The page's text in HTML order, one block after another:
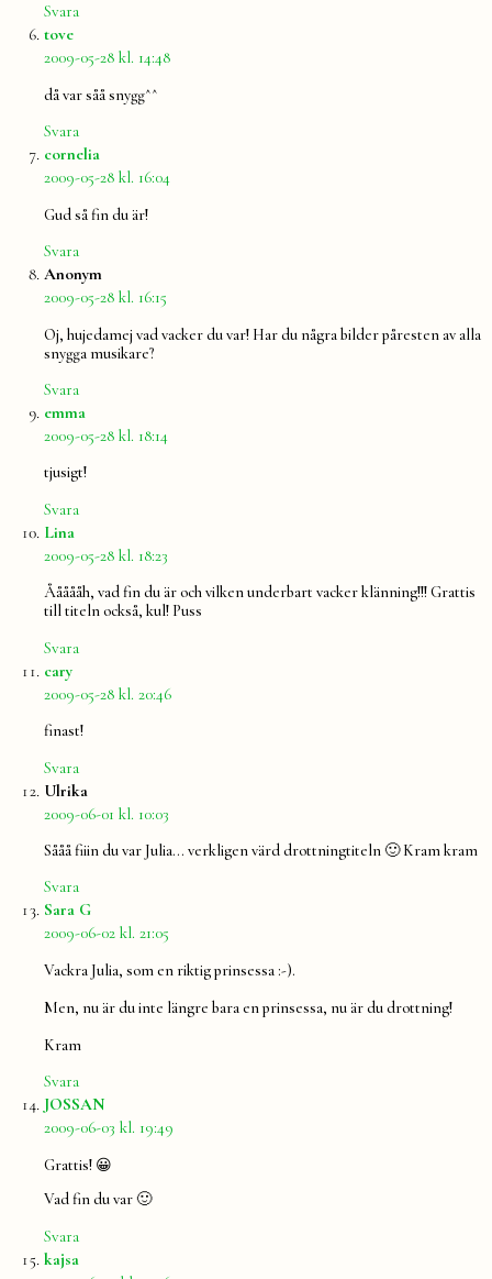
Svara
tovesäger:
2009-05-28 kl. 14:48
då var såå snygg^^
Svara
cornelia
2009-05-28 kl. 16:04
Gud så fin du är!
Svara
Anonym
2009-05-28 kl. 16:15
Oj, hujedamej vad vacker du var! Har du några bilder påresten av alla
snygga musikare?
Svara
emma
2009-05-28 kl. 18:14
tjusigt!
Svara
Lina
2009-05-28 kl. 18:23
Åååååh, vad fin du är och vilken underbart vacker klänning!!! Grattis
till titeln också, kul! Puss
Svara
carysäger:
2009-05-28 kl. 20:46
finast!
Svara
Ulrika
2009-06-01 kl. 10:03
Sååå fiiin du var Julia… verkligen värd drottningtiteln 🙂 Kram kram
Svara
Sara Gsäger:
2009-06-02 kl. 21:05
Vackra Julia, som en riktig prinsessa :-).
Men, nu är du inte längre bara en prinsessa, nu är du drottning!
Kram
Svara
JOSSANsäger:
2009-06-03 kl. 19:49
Grattis! 😀
Vad fin du var 🙂
Svara
kajsa